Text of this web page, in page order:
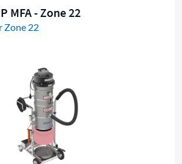
MFA - Zone 22
Zone 22